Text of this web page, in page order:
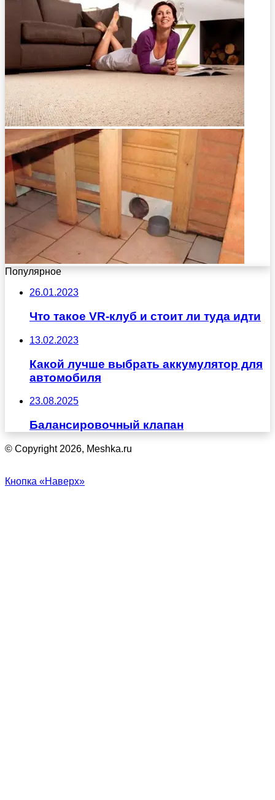
Популярное
26.01.2023
Что такое VR-клуб и стоит ли туда идти
13.02.2023
Какой лучше выбрать аккумулятор для
автомобиля
23.08.2025
Балансировочный клапан
© Copyright 2026, Meshka.ru
Кнопка «Наверх»